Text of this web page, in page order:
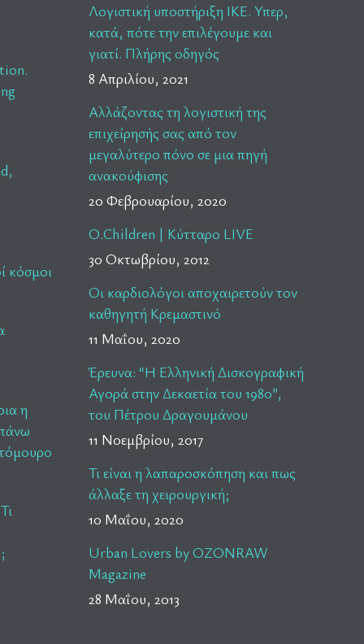
κόσμοι
η
Λογιστική υποστήριξη ΙΚΕ. Υπερ,
κατά, πότε την επιλέγουμε και
γιατί. Πλήρης οδηγός
8 Απριλίου, 2021
Αλλάζοντας τη λογιστική της
επιχείρησής σας από τον
μεγαλύτερο πόνο σε μια πηγή
ανακούφισης
20 Φεβρουαρίου, 2020
O.Children | Κύτταρο LIVE
30 Οκτωβρίου, 2012
Οι καρδιολόγοι αποχαιρετούν τον
καθηγητή Κρεμαστινό
11 Μαΐου, 2020
Έρευνα: “Η Ελληνική Δισκογραφική
Αγορά στην Δεκαετία του 1980”,
του Πέτρου Δραγουμάνου
11 Νοεμβρίου, 2017
Τι είναι η λαπαροσκόπηση και πως
άλλαξε τη χειρουργική;
10 Μαΐου, 2020
Urban Lovers by OZONRAW
Magazine
28 Μαΐου, 2013